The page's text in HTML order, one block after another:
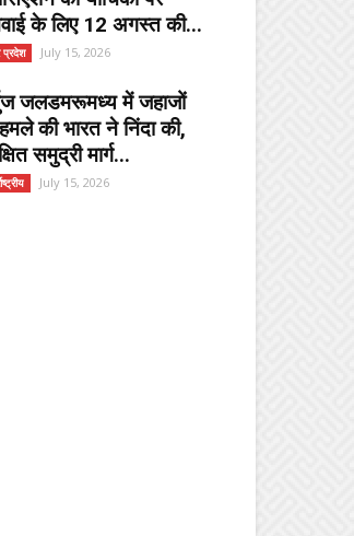
के लिए 12 अगस्त की...
प्रदेश July 15, 2026
जलडमरूमध्य में जहाजों
की भारत ने निंदा की,
समुद्री मार्ग...
July 15, 2026